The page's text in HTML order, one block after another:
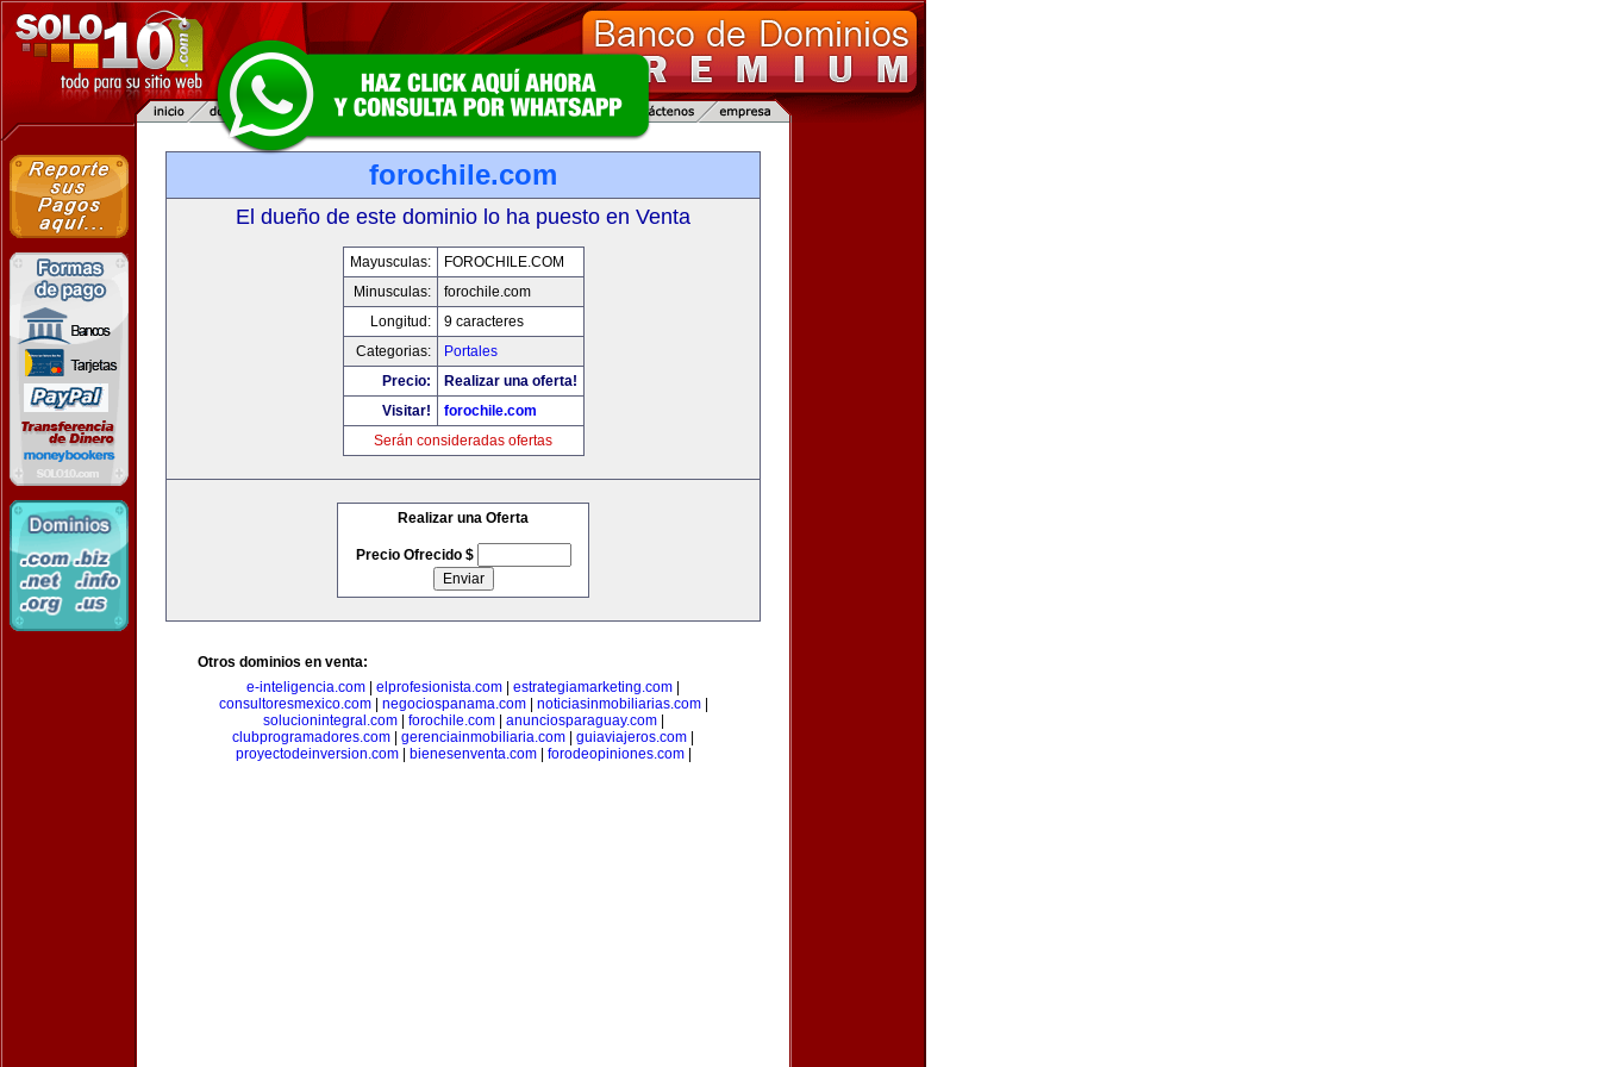
forochile.com
El dueño de este dominio lo ha puesto en Venta
Mayusculas:
FOROCHILE.COM
Minusculas:
forochile.com
Longitud:
9 caracteres
Categorias:
Portales
Precio:
Realizar una oferta!
Visitar!
forochile.com
Serán consideradas ofertas
Realizar una Oferta
Precio Ofrecido $
Otros dominios en venta:
e-inteligencia.com
elprofesionista.com estrategiamarketing.com
consultoresmexico.com| negociospanama.com| noticiasinmobiliarias.com|
solucionintegral.com| forochile.com| anunciosparaguay.com|
clubprogramadores.com
gerenciainmobiliaria.com guiaviajeros.com
proyectodeinversion.com| bienesenventa.com| forodeopiniones.com|